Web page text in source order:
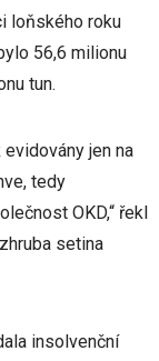
loňského roku
56,6 milionu
tun.
jen na
tedy
OKD,“ řekl
setina
insolvenční